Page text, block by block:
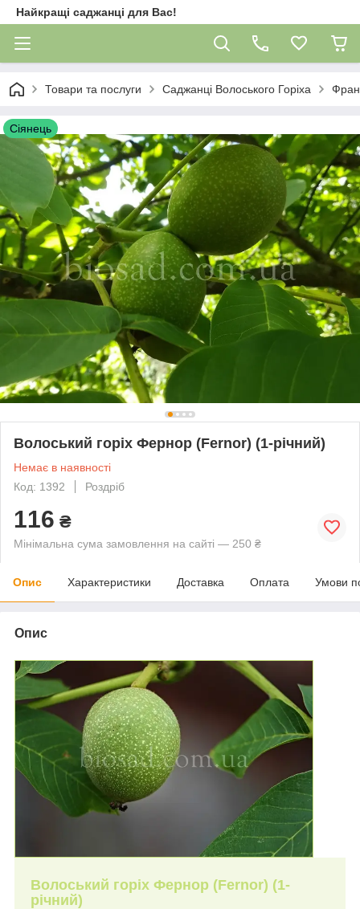
Найкращі саджанці для Вас!
Товари та послуги Саджанці Волоського Горіха
Сіянець
Волоський горіх Фернор (Fernor) (1-річний)
Немає в наявності
Код: 1392
Роздріб
116 ₴
Мінімальна сума замовлення на сайті — 250 ₴
Опис Характеристики Доставка Оплата Умови
Опис
Волоський горіх Фернор (Fernor) (1-
річний)